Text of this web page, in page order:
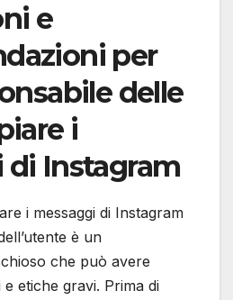
e
per
delle
i
di Instagram
i messaggi di Instagram
è un
che può avere
etiche gravi. Prima di